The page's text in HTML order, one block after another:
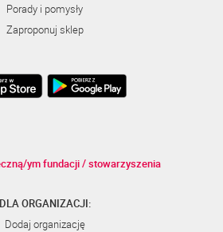
Porady i pomysły
Zaproponuj sklep
ym fundacji / stowarzyszenia
DLA ORGANIZACJI:
Dodaj organizację